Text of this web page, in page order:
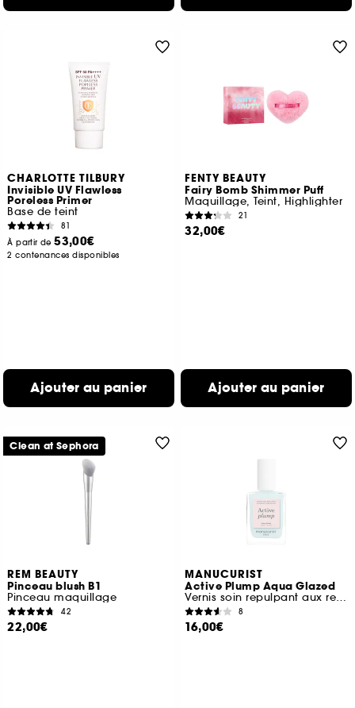
CHARLOTTE TILBURY
Invisible UV Flawless
Poreless Primer
Base de teint
81
À partir de53,00€
2 contenances disponibles
Ajouter au panier
FENTY BEAUTY
Fairy Bomb Shimmer Puff
Maquillage, Teint, Highlighter
21
32,00€
Ajouter au panier
REM BEAUTY
Pinceau blush B1
Pinceau maquillage
42
22,00€
Clean at Sephora
MANUCURIST
Active Plump Aqua Glazed
Vernis soin repulpant aux reflets bleu holographique
8
16,00€